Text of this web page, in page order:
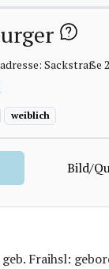
Sackstraße
weiblich
Bild/
Fraihsl: